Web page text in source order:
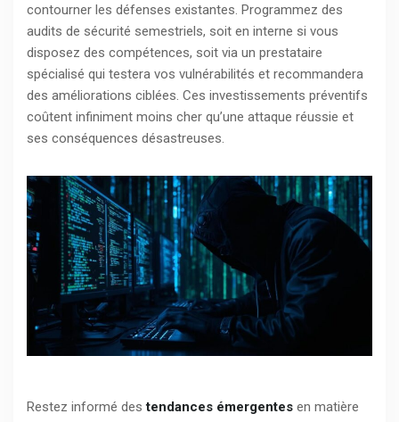
contourner les défenses existantes. Programmez des
audits de sécurité semestriels, soit en interne si vous
disposez des compétences, soit via un prestataire
spécialisé qui testera vos vulnérabilités et recommandera
des améliorations ciblées. Ces investissements préventifs
coûtent infiniment moins cher qu’une attaque réussie et
ses conséquences désastreuses.
Restez informé destendances émergentes en matière